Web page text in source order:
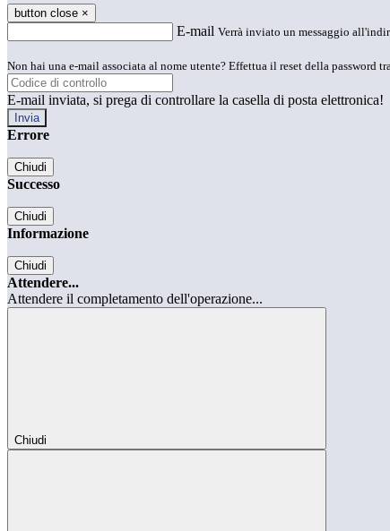
button close ×
E-mail Verrà inviato un messaggio
Non hai una e-mail associata al nome utente? Effettua il reset della password
E-mail inviata, si prega di controllare la casella di posta elettronica!
Errore
Chiudi
Successo
Chiudi
Informazione
Chiudi
Attendere...
Attendere il completamento dell'operazione...
Chiudi